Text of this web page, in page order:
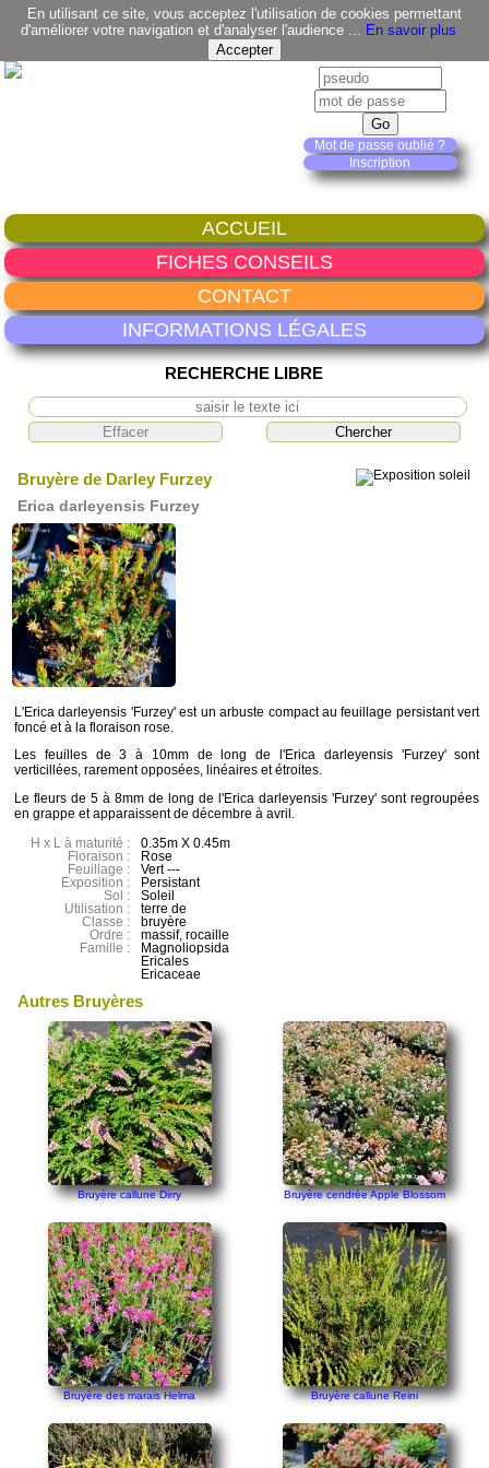
En utilisant ce site, vous acceptez l'utilisation de cookies permettant
d'améliorer votre navigation et d'analyser l'audience ... En savoir plus
Mot de passe oublié ?
Inscription
ACCUEIL
FICHES CONSEILS
CONTACT
INFORMATIONS LÉGALES
RECHERCHE LIBRE
Bruyère de Darley Furzey
Erica darleyensis Furzey
L'Erica darleyensis 'Furzey' est un arbuste compact au feuillage persistant vert
foncé et à la floraison rose.
Les feuilles de 3 à 10mm de long de l'Erica darleyensis 'Furzey' sont
verticillées, rarement opposées, linéaires et étroites.
Le fleurs de 5 à 8mm de long de l'Erica darleyensis 'Furzey' sont regroupées
en grappe et apparaissent de décembre à avril.
H x L à maturité :
Floraison :
Feuillage :
Exposition :
Sol :
Utilisation :
Classe :
Ordre :
Famille :
0.35m X 0.45m
Rose
Vert ---
Persistant
Soleil
terre de
bruyère
massif, rocaille
Magnoliopsida
Ericales
Ericaceae
Autres Bruyères
Bruyère callune Dirry Bruyère cendrée Apple Blossom
Bruyère des marais Helma Bruyère callune Reini